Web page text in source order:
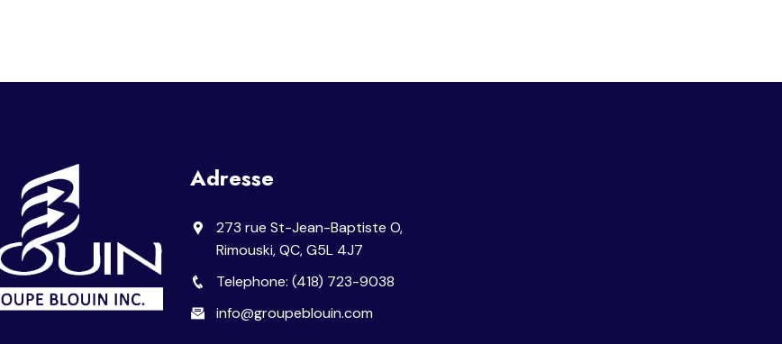
Adresse
273 rue St-Jean-Baptiste O,
Rimouski, QC, G5L 4J7
Telephone: (418) 723-9038
info@groupeblouin.com